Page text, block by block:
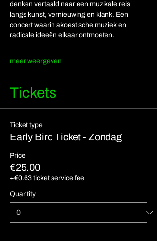
denken vertaald naar een muzikale reis
langs kunst, vernieuwing en klank. Een
concert waarin akoestische muziek en
radicale ideeën elkaar ontmoeten.
meer weergeven
Tickets
Ticket type
Early Bird Ticket - Zondag
Price
€25.00
+€0.63 ticket service fee
Quantity